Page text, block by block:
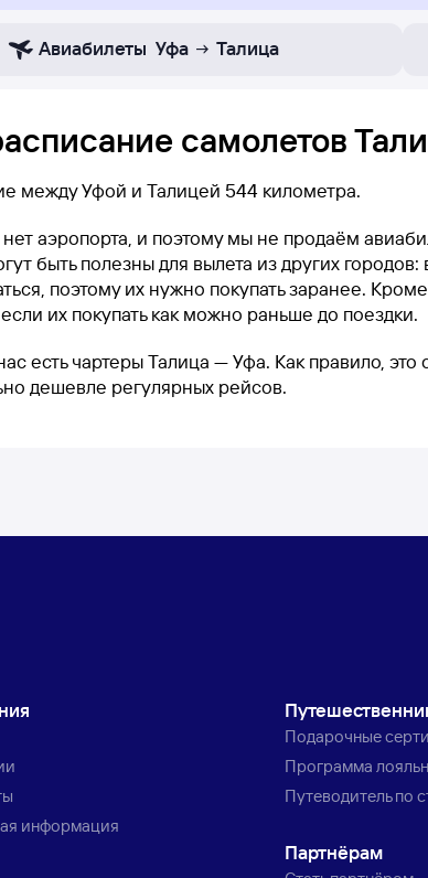
Авиабилеты Уфа Талица
самолетов
между Уфой и Талицей 544 километра.
аэропорта, и поэтому мы не продаём
быть полезны для вылета из других
поэтому их нужно покупать заранее.
их покупать как можно раньше до поездки.
есть чартеры Талица — Уфа. Как правило,
дешевле регулярных рейсов.
информация
Подарочные
Программа
Путеводитель по
Партнёрам